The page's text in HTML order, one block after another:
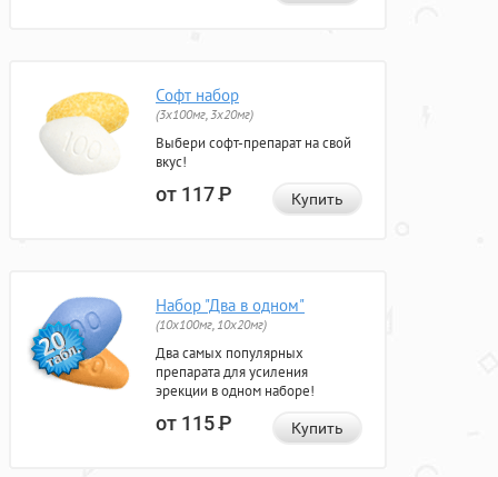
Софт набор
(3x100мг, 3x20мг)
Выбери софт-препарат на свой
вкус!
от 117Р Купить
Набор "Два в одном"
(10x100мг, 10x20мг)
Два самых популярных
препарата для усиления
эрекции в одном наборе!
от 115Р Купить